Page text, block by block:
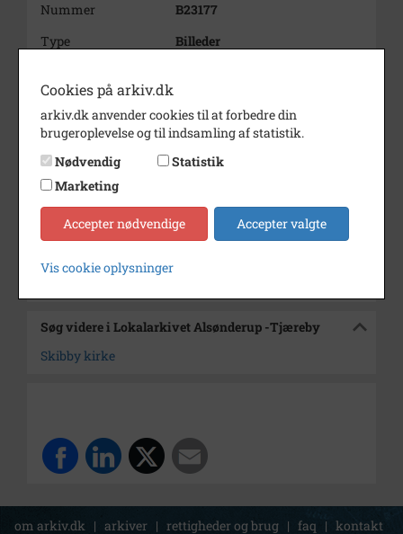
Nummer
B23177
Type
Billeder
Årstal
1972
Dateringsnote
23/101972
Fotograf
Arkiv
Lokalarkivet Alsønderup -
Tjæreby
Kontakt arkivet
Søg videre i Lokalarkivet Alsønderup -Tjæreby
Skibby kirke
om arkiv.dk | arkiver | rettigheder og brug | faq | kontakt
Cookies på arkiv.dk
arkiv.dk anvender cookies til at forbedre din
brugeroplevelse og til indsamling af statistik.
Nødvendig
Statistik
Marketing
Accepter nødvendige Accepter valgte
Vis cookie oplysninger